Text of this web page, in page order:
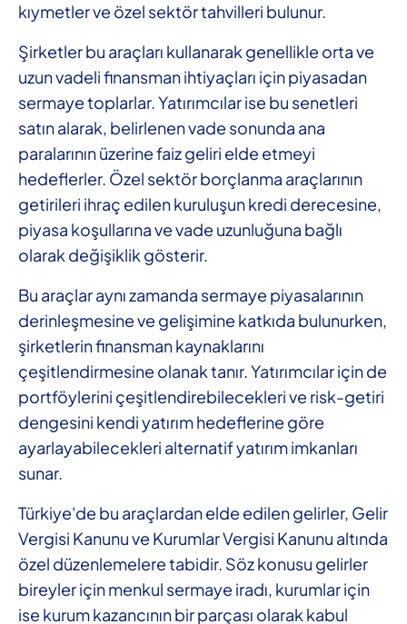
kıymetler ve özel sektör tahvilleri bulunur.
Şirketler bu araçları kullanarak genellikle orta ve
uzun vadeli finansman ihtiyaçları için piyasadan
sermaye toplarlar. Yatırımcılar ise bu senetleri
satın alarak, belirlenen vade sonunda ana
paralarının üzerine faiz geliri elde etmeyi
hedeflerler. Özel sektör borçlanma araçlarının
getirileri ihraç edilen kuruluşun kredi derecesine,
piyasa koşullarına ve vade uzunluğuna bağlı
olarak değişiklik gösterir.
Bu araçlar aynı zamanda sermaye piyasalarının
derinleşmesine ve gelişimine katkıda bulunurken,
şirketlerin finansman kaynaklarını
çeşitlendirmesine olanak tanır. Yatırımcılar için de
portföylerini çeşitlendirebilecekleri ve risk-getiri
dengesini kendi yatırım hedeflerine göre
ayarlayabilecekleri alternatif yatırım imkanları
sunar.
Türkiye'de bu araçlardan elde edilen gelirler, Gelir
Vergisi Kanunu ve Kurumlar Vergisi Kanunu altında
özel düzenlemelere tabidir. Söz konusu gelirler
bireyler için menkul sermaye iradı, kurumlar için
ise kurum kazancının bir parçası olarak kabul